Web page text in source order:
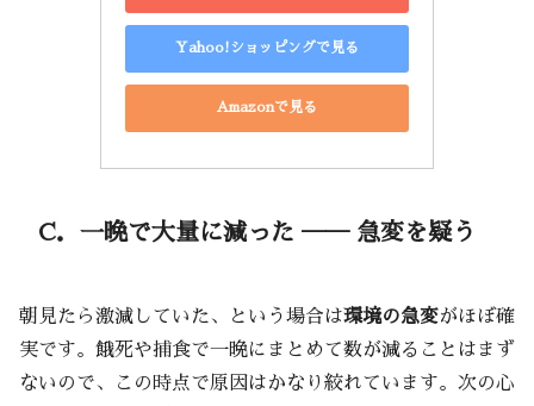
Yahoo!ショッピングで見る
Amazonで見る
C．一晩で大量に減った ── 急変を疑う
朝見たら激減していた、という場合は環境の急変がほぼ確
実です。餓死や捕食で一晩にまとめて数が減ることはまず
ないので、この時点で原因はかなり絞れています。次の心